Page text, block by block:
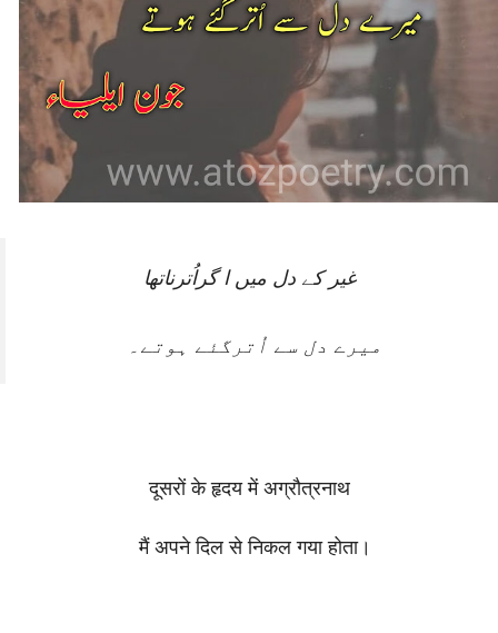
غیر کے دل میں ا گراُترناتھا
میرے دل سے اُترگئے ہوتے۔
दूसरों के हृदय में अग्रौत्रनाथ
मैं अपने दिल से निकल गया होता।